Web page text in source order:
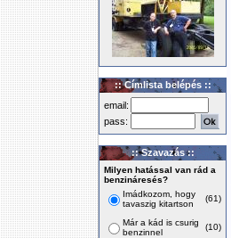
:: Címlista belépés ::
email:
pass:
:: Szavazás ::
Milyen hatással van rád a
benzináresés?
Imádkozom, hogy
tavaszig kitartson
(61)
Már a kád is csurig
benzinnel
(10)